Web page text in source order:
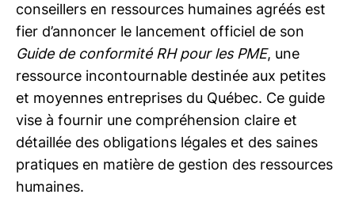
conseillers en ressources humaines agréés est
fier d’annoncer le lancement officiel de son
Guide de conformité RH pour les PME, une
ressource incontournable destinée aux petites
et moyennes entreprises du Québec. Ce guide
vise à fournir une compréhension claire et
détaillée des obligations légales et des saines
pratiques en matière de gestion des ressources
humaines.